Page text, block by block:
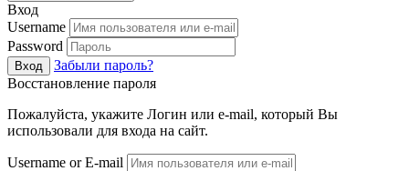
Вход
Username
Password
Вход
Забыли пароль?
Восстановление пароля
Пожалуйста, укажите Логин или e-mail, который Вы
использовали для входа на сайт.
Username or E-mail